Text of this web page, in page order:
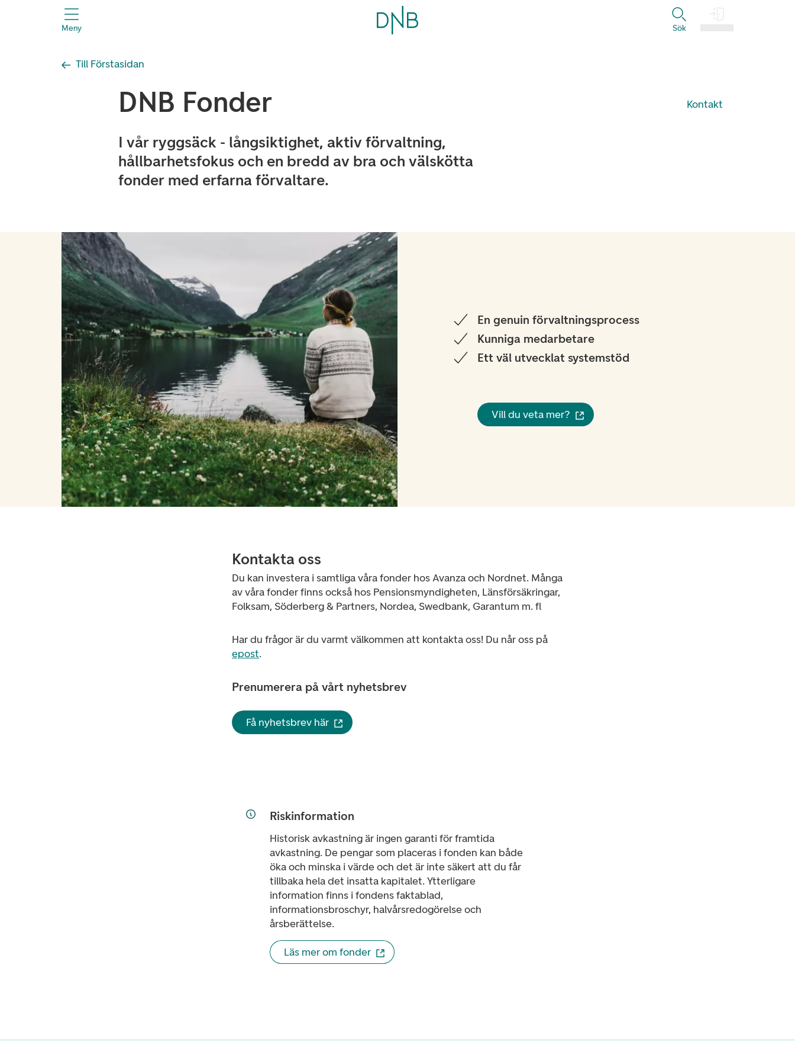
header.title
Meny Sök
Till Förstasidan
Kontakt
DNB Fonder
I vår ryggsäck - långsiktighet, aktiv förvaltning,
hållbarhetsfokus och en bredd av bra och välskötta
fonder med erfarna förvaltare.
En genuin förvaltningsprocess
Kunniga medarbetare
Ett väl utvecklat systemstöd
Vill du veta mer?
Kontakta oss
Du kan investera i samtliga våra fonder hos Avanza och Nordnet. Många
av våra fonder finns också hos Pensionsmyndigheten, Länsförsäkringar,
Folksam, Söderberg & Partners, Nordea, Swedbank, Garantum m. fl
Har du frågor är du varmt välkommen att kontakta oss! Du når oss på
epost.
Prenumerera på vårt nyhetsbrev
Få nyhetsbrev här
Riskinformation
Historisk avkastning är ingen garanti för framtida
avkastning. De pengar som placeras i fonden kan både
öka och minska i värde och det är inte säkert att du får
tillbaka hela det insatta kapitalet. Ytterligare
information finns i fondens faktablad,
informationsbroschyr, halvårsredogörelse och
årsberättelse.
Läs mer om fonder